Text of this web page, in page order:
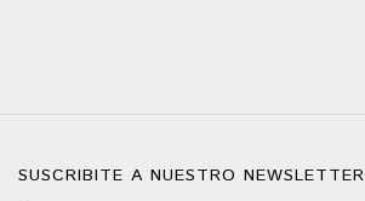
SUSCRIBITE A NUESTRO NEWSLETTER